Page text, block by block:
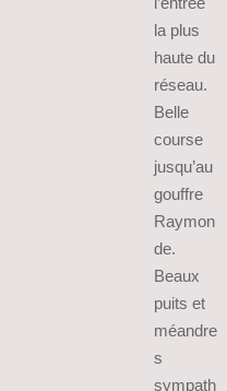
la plus
haute du
réseau.
Belle
course
jusqu’au
gouffre
Raymon
de.
Beaux
puits et
méandre
s
sympath